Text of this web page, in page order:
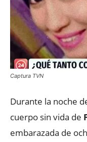
Captura TVN
Durante la noche
cuerpo sin vida de
embarazada de